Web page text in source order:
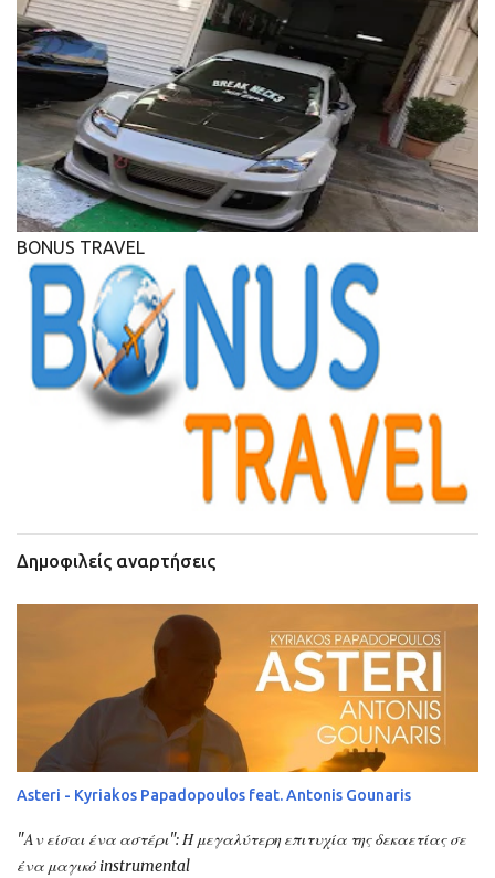
BONUS TRAVEL
Δημοφιλείς αναρτήσεις
Asteri - Kyriakos Papadopoulos feat. Antonis Gounaris
"Αν είσαι ένα αστέρι": Η μεγαλύτερη επιτυχία της δεκαετίας σε
ένα μαγικό instrumental